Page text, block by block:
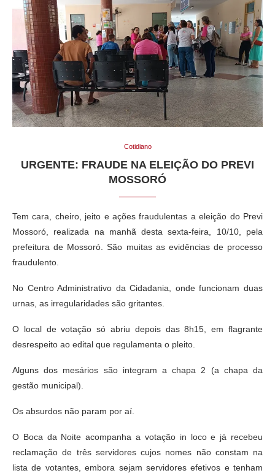
Cotidiano
URGENTE: FRAUDE NA ELEIÇÃO DO PREVI
MOSSORÓ
Tem cara, cheiro, jeito e ações fraudulentas a eleição do Previ
Mossoró, realizada na manhã desta sexta-feira, 10/10, pela
prefeitura de Mossoró. São muitas as evidências de processo
fraudulento.
No Centro Administrativo da Cidadania, onde funcionam duas
urnas, as irregularidades são gritantes.
O local de votação só abriu depois das 8h15, em flagrante
desrespeito ao edital que regulamenta o pleito.
Alguns dos mesários são integram a chapa 2 (a chapa da
gestão municipal).
Os absurdos não param por aí.
O Boca da Noite acompanha a votação in loco e já recebeu
reclamação de três servidores cujos nomes não constam na
lista de votantes, embora sejam servidores efetivos e tenham